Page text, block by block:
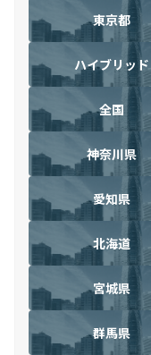
東京都
ハイブリッド
全国
神奈川県
愛知県
北海道
宮城県
群馬県